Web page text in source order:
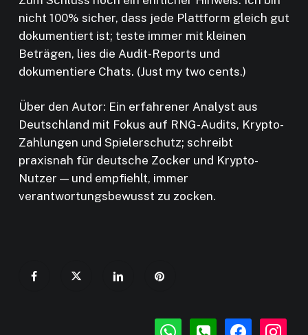
nicht 100% sicher, dass jede Plattform gleich gut
dokumentiert ist; teste immer mit kleinen
Beträgen, lies die Audit-Reports und
dokumentiere Chats. (Just my two cents.)
Über den Autor: Ein erfahrener Analyst aus
Deutschland mit Fokus auf RNG-Audits, Krypto-
Zahlungen und Spielerschutz; schreibt
praxisnah für deutsche Zocker und Krypto-
Nutzer — und empfiehlt, immer
verantwortungsbewusst zu zocken.
whatsappphone-
facebook